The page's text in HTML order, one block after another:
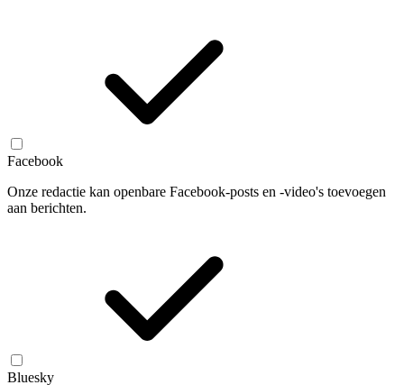
Facebook
Onze redactie kan openbare Facebook-posts en -video's toevoegen
aan berichten.
Bluesky